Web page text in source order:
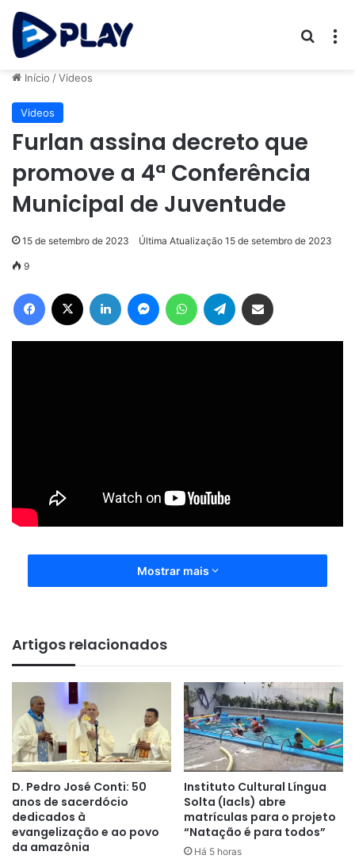
Início /Videos
Videos
Furlan assina decreto que
promove a 4ª Conferência
Municipal de Juventude
15 de setembro de 2023 Última Atualização 15 de setembro de 2023
9
Mostrar mais
Artigos relacionados
D. Pedro José Conti: 50
anos de sacerdócio
dedicados à
evangelização e ao povo
da amazônia
Instituto Cultural Língua
Solta (Iacls) abre
matrículas para o projeto
“Natação é para todos”
Há 5 horas